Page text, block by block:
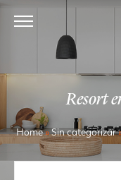
Resort
Home»Sin categorizar